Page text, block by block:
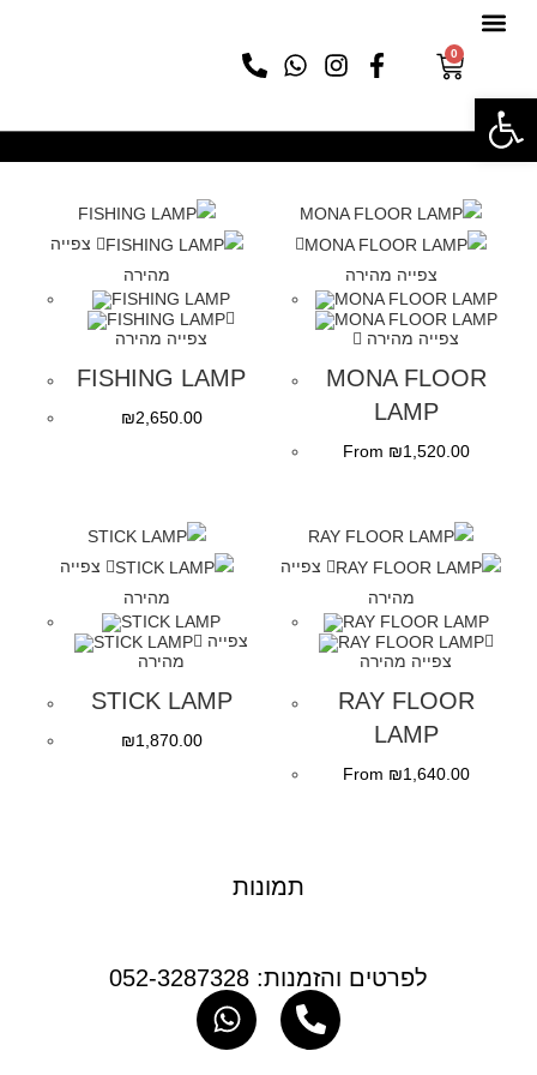
0
תמונות
צפייה מהירה
צפייה מהירה
MONA FLOOR
LAMP
From ₪1,520.00
צפייה
מהירה
צפייה מהירה
FISHING LAMP
₪2,650.00
צפייה
מהירה
צפייה מהירה
RAY FLOOR
LAMP
From ₪1,640.00
צפייה
מהירה
מהירה
STICK LAMP
₪1,870.00
לפרטים והזמנות: 052-3287328
פתח סרגל נגישות